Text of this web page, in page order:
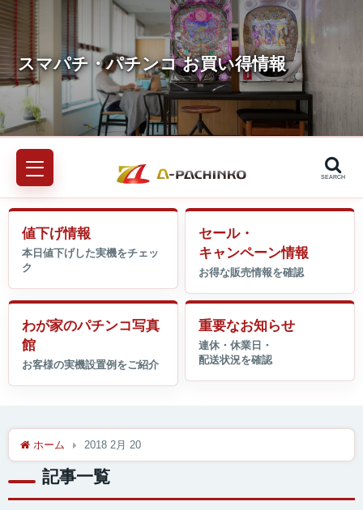
SEARCH
値下げ情報
セール・
キャンペーン情報
わが家のパチンコ写真
館
重要なお知らせ
ホーム 2018 2月 20
記事一覧